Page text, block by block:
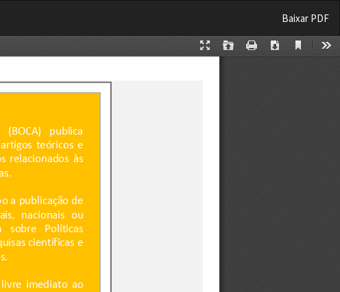
Baixar
Baixar PDF